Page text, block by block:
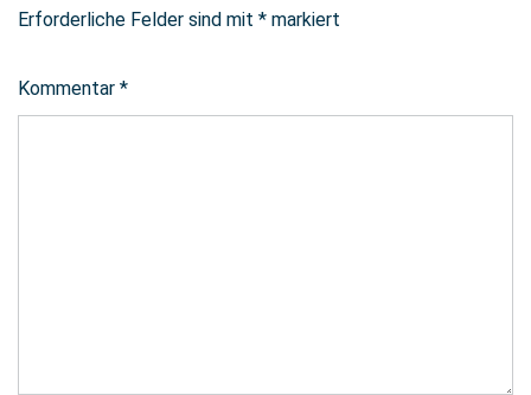
Erforderliche Felder sind mit * markiert
Kommentar *